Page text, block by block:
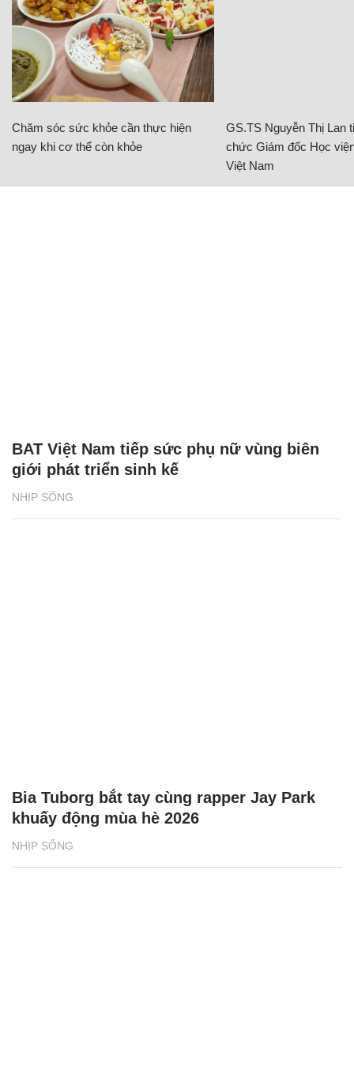
Chăm sóc sức khỏe cần thực hiện
ngay khi cơ thể còn khỏe
GS.TS Nguyễn Thị Lan
chức Giám đốc Học
Việt Nam
NHỊP SỐNG
BAT Việt Nam tiếp sức phụ nữ vùng biên
giới phát triển sinh kế
NHỊP SỐNG
Bia Tuborg bắt tay cùng rapper Jay Park
khuấy động mùa hè 2026